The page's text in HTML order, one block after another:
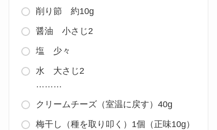
削り節 約10g
醤油 小さじ2
塩 少々
水 大さじ2
………
クリームチーズ（室温に戻す）40g
梅干し（種を取り叩く）1個（正味10g）